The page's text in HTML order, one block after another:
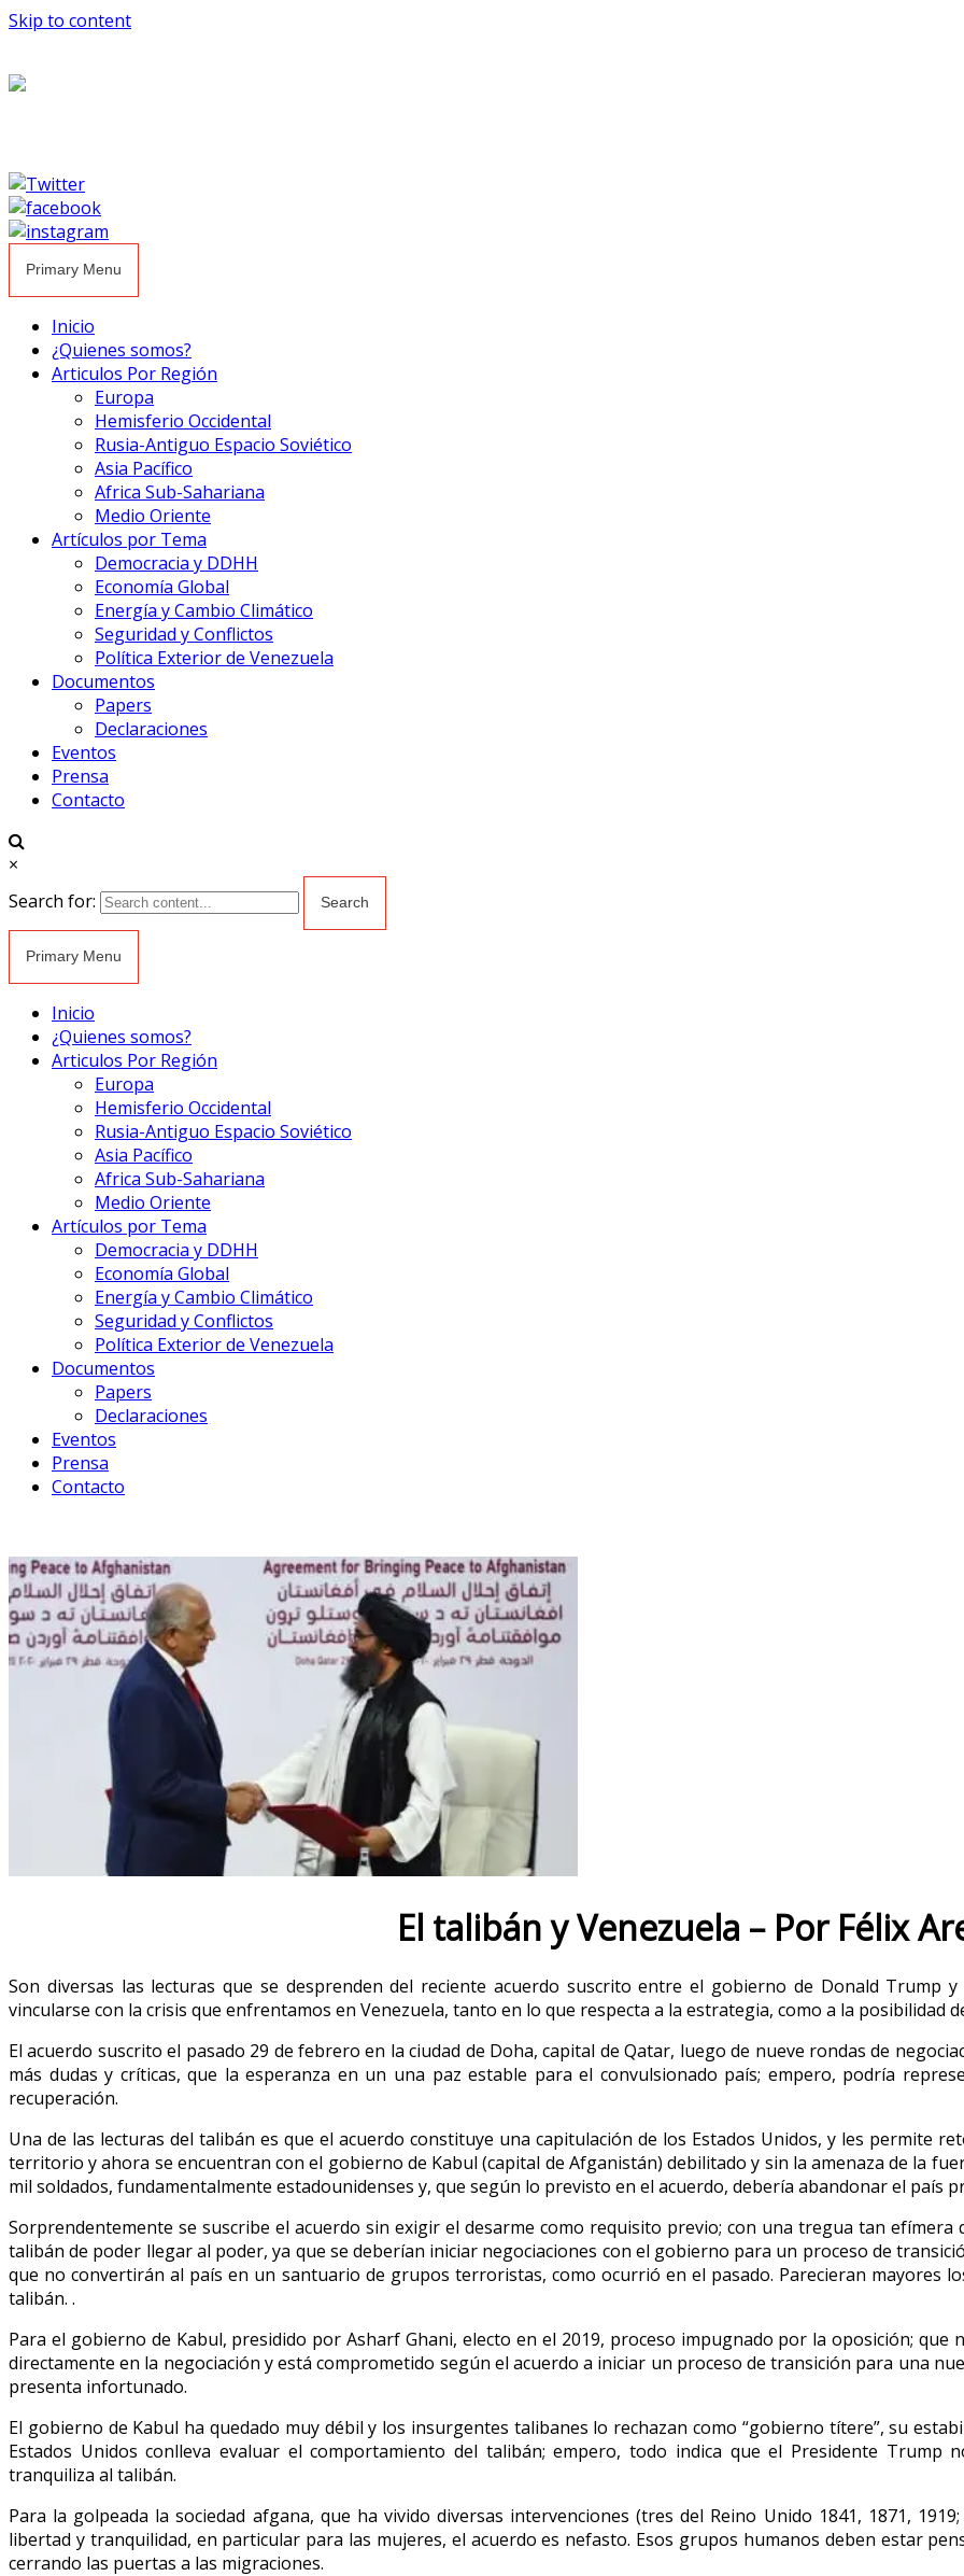
Skip to content
Primary Menu
Inicio
¿Quienes somos?
Articulos Por Región
Europa
Hemisferio Occidental
Rusia-Antiguo Espacio Soviético
Asia Pacífico
Africa Sub-Sahariana
Medio Oriente
Artículos por Tema
Democracia y DDHH
Economía Global
Energía y Cambio Climático
Seguridad y Conflictos
Política Exterior de Venezuela
Documentos
Papers
Declaraciones
Eventos
Prensa
Contacto
×
Search for:
Primary Menu
Inicio
¿Quienes somos?
Articulos Por Región
Europa
Hemisferio Occidental
Rusia-Antiguo Espacio Soviético
Asia Pacífico
Africa Sub-Sahariana
Medio Oriente
Artículos por Tema
Democracia y DDHH
Economía Global
Energía y Cambio Climático
Seguridad y Conflictos
Política Exterior de Venezuela
Documentos
Papers
Declaraciones
Eventos
Prensa
Contacto
El talibán y Venezuela – Por Félix
Son diversas las lecturas que se desprenden del reciente acuerdo suscrito entre el gobierno de Donald Trump
vincularse con la crisis que enfrentamos en Venezuela, tanto en lo que respecta a la estrategia, como a la posibilidad
El acuerdo suscrito el pasado 29 de febrero en la ciudad de Doha, capital de Qatar, luego de nueve rondas de
más dudas y críticas, que la esperanza en un una paz estable para el convulsionado país; empero, podría
recuperación.
Una de las lecturas del talibán es que el acuerdo constituye una capitulación de los Estados Unidos, y les permite
territorio y ahora se encuentran con el gobierno de Kabul (capital de Afganistán) debilitado y sin la amenaza de la
mil soldados, fundamentalmente estadounidenses y, que según lo previsto en el acuerdo, debería abandonar el país
Sorprendentemente se suscribe el acuerdo sin exigir el desarme como requisito previo; con una tregua tan
talibán de poder llegar al poder, ya que se deberían iniciar negociaciones con el gobierno para un proceso de
que no convertirán al país en un santuario de grupos terroristas, como ocurrió en el pasado. Parecieran mayores
talibán. .
Para el gobierno de Kabul, presidido por Asharf Ghani, electo en el 2019, proceso impugnado por la oposición;
directamente en la negociación y está comprometido según el acuerdo a iniciar un proceso de transición para una
presenta infortunado.
El gobierno de Kabul ha quedado muy débil y los insurgentes talibanes lo rechazan como “gobierno títere”, su
Estados Unidos conlleva evaluar el comportamiento del talibán; empero, todo indica que el Presidente Trump
tranquiliza al talibán.
Para la golpeada la sociedad afgana, que ha vivido diversas intervenciones (tres del Reino Unido 1841, 1871,
libertad y tranquilidad, en particular para las mujeres, el acuerdo es nefasto. Esos grupos humanos deben estar
cerrando las puertas a las migraciones.